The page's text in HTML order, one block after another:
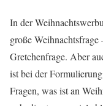
In der
große
Gretchenfrage. Aber
ist bei der
Fragen, was ist an